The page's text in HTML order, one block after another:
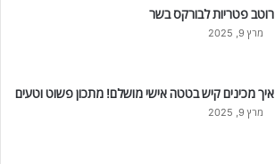
רוטב פטריות לבורקס בשר
מרץ 9, 2025
איך מכינים קיש בטטה אישי מושלם! מתכון פשוט וטעים
מרץ 9, 2025